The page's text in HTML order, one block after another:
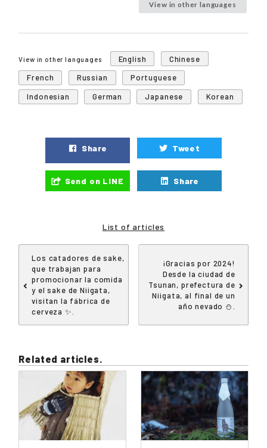
View in other languages
View in other languages English
Chinese
French
Russian
Portuguese
Indonesian
German Japanese Korean
Share Tweet
Send on LINE Share
List of articles
Los catadores de sake,
que trabajan para
promocionar la comida
y el sake de Niigata,
visitan la fábrica de
cerveza ✨.
¡Gracias por 2024!
Desde la ciudad de
Tsunan, prefectura de
Niigata, al final de un
año nevado ⛄.
Related articles.